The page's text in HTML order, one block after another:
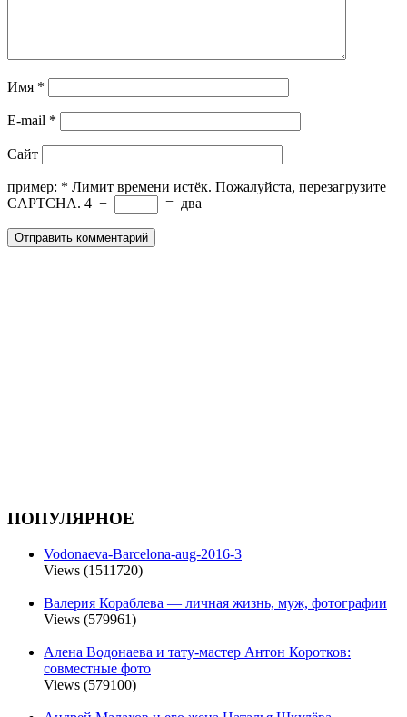
Имя *
E-mail *
Сайт
пример: * Лимит времени истёк. Пожалуйста, перезагрузите
CAPTCHA. 4 − = два
ПОПУЛЯРНОЕ
Vodonaeva-Barcelona-aug-2016-3
Views (1511720)
Валерия Кораблева — личная жизнь, муж, фотографии
Views (579961)
Алена Водонаева и тату-мастер Антон Коротков:
совместные фото
Views (579100)